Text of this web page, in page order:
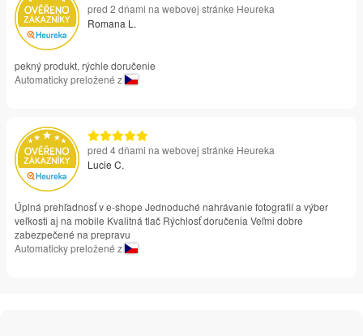
pred 2 dňami na webovej stránke Heureka
Romana L.
pekný produkt, rýchle doručenie
Automaticky preložené z
pred 4 dňami na webovej stránke Heureka
Lucie C.
Úplná prehľadnosť v e-shope Jednoduché nahrávanie fotografií a výber
veľkosti aj na mobile Kvalitná tlač Rýchlosť doručenia Veľmi dobre
zabezpečené na prepravu
Automaticky preložené z